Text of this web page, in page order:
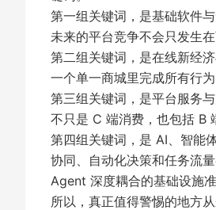
第一组关键词，是基础软件
未来的平台竞争不会只发生
第二组关键词，是在线新经
一个单一商城里完成所有行
第三组关键词，是平台服务
不只是 C 端消费，也包括 B
第四组关键词，是 AI、智能
协同、自动化决策和任务流
Agent 深度耦合的基础设施准
所以，真正值得警惕的地方